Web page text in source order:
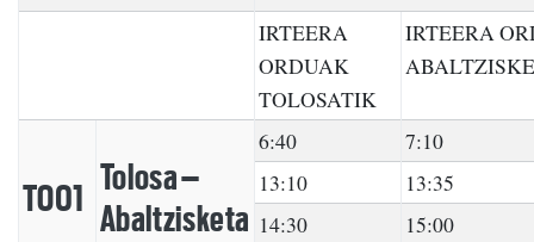
IRTEERA
ORDUAK
TOLOSATIK
IRTEERA
TO01
Tolosa –
Abaltzisketa
6:40
7:10
13:10
13:35
14:30
15:00